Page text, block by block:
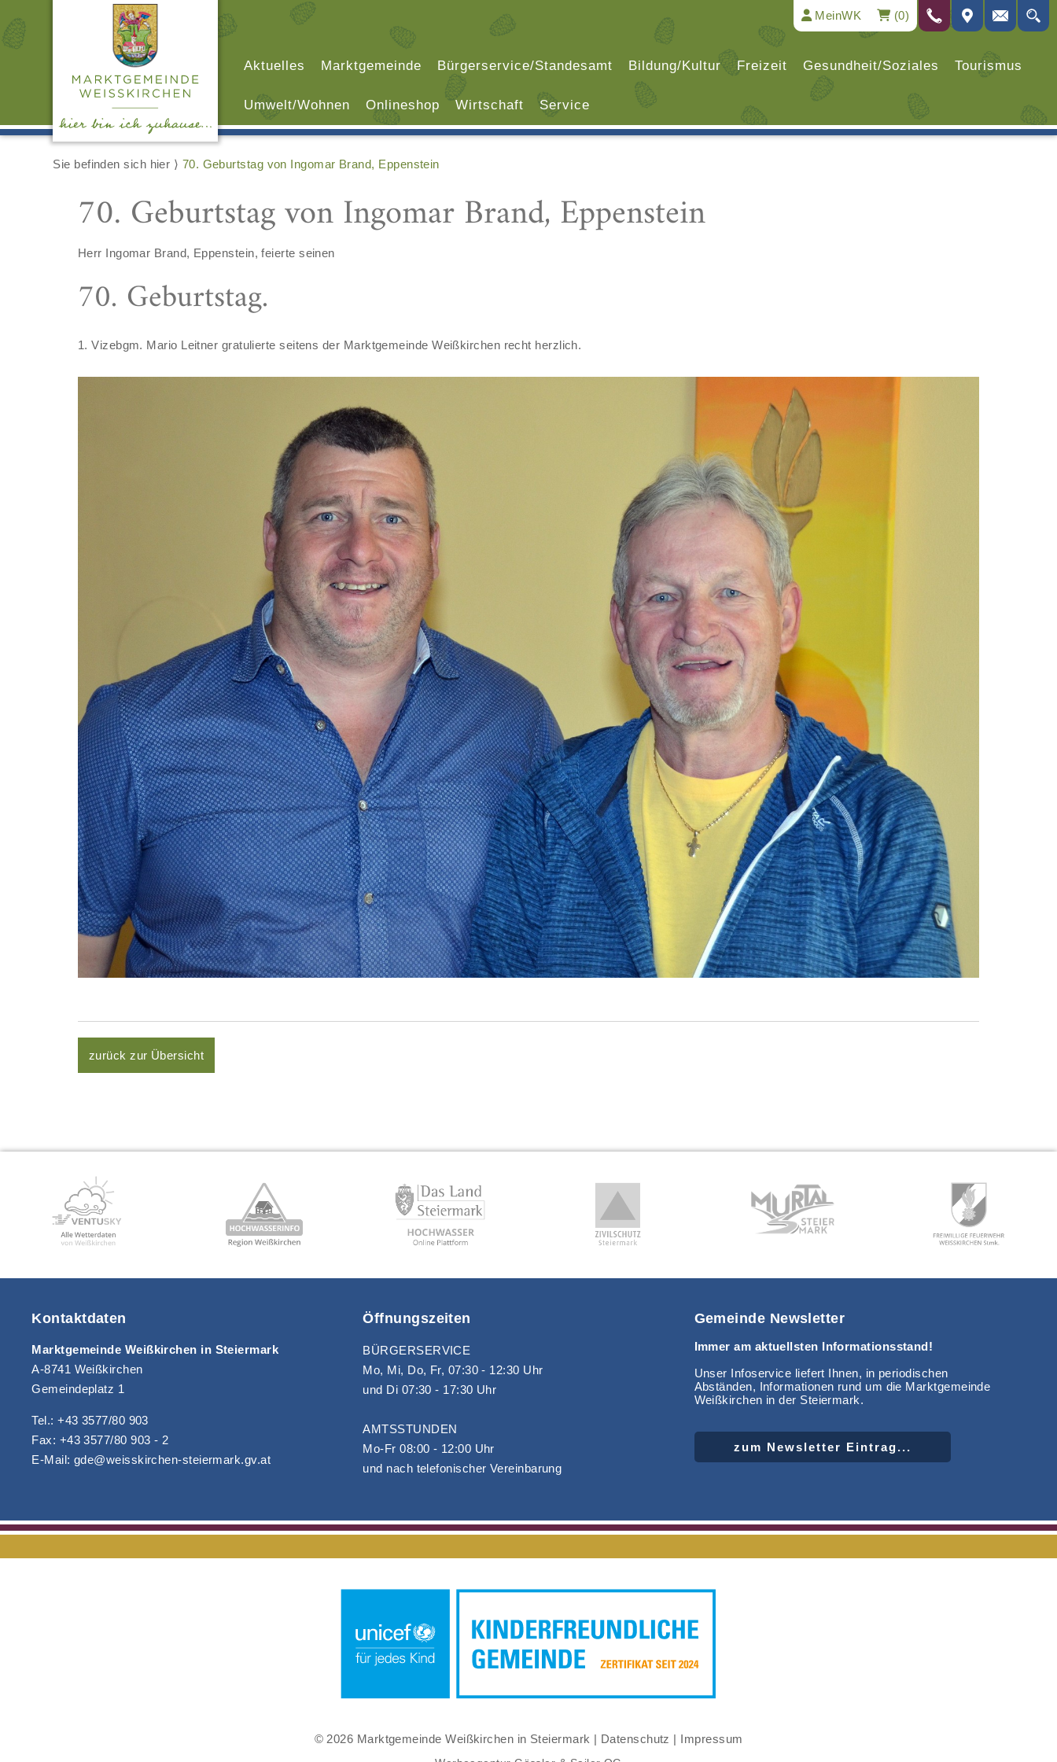
MeinWK (0)
Aktuelles Marktgemeinde Bürgerservice/Standesamt Bildung/Kultur Freizeit Gesundheit/Soziales Tourismus
Umwelt/Wohnen Onlineshop Wirtschaft Service
Sie befinden sich hier ⟩ 70. Geburtstag von Ingomar Brand, Eppenstein
70. Geburtstag von Ingomar Brand, Eppenstein
Herr Ingomar Brand, Eppenstein, feierte seinen
70. Geburtstag.
1. Vizebgm. Mario Leitner gratulierte seitens der Marktgemeinde Weißkirchen recht herzlich.
zurück zur Übersicht
Kontaktdaten
Marktgemeinde Weißkirchen in Steiermark
A-8741 Weißkirchen
Gemeindeplatz 1
Tel.: +43 3577/80 903
Fax: +43 3577/80 903 - 2
E-Mail: gde@weisskirchen-steiermark.gv.at
Öffnungszeiten
BÜRGERSERVICE
Mo, Mi, Do, Fr, 07:30 - 12:30 Uhr
und Di 07:30 - 17:30 Uhr
AMTSSTUNDEN
Mo-Fr 08:00 - 12:00 Uhr
und nach telefonischer Vereinbarung
Gemeinde Newsletter
Immer am aktuellsten Informationsstand!
Unser Infoservice liefert Ihnen, in periodischen
Abständen, Informationen rund um die Marktgemeinde
Weißkirchen in der Steiermark.
zum Newsletter Eintrag...
© 2026 Marktgemeinde Weißkirchen in Steiermark | Datenschutz | Impressum